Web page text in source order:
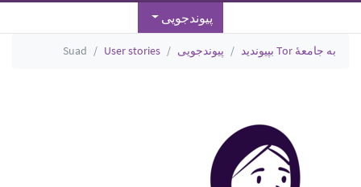
پیوندجویی
به جامعهٔ Tor بپیوندید پیوندجویی User stories
Suad